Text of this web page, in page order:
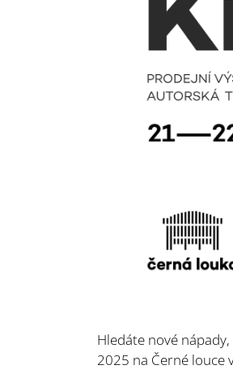
Hledáte nové
2025 na Černé louce